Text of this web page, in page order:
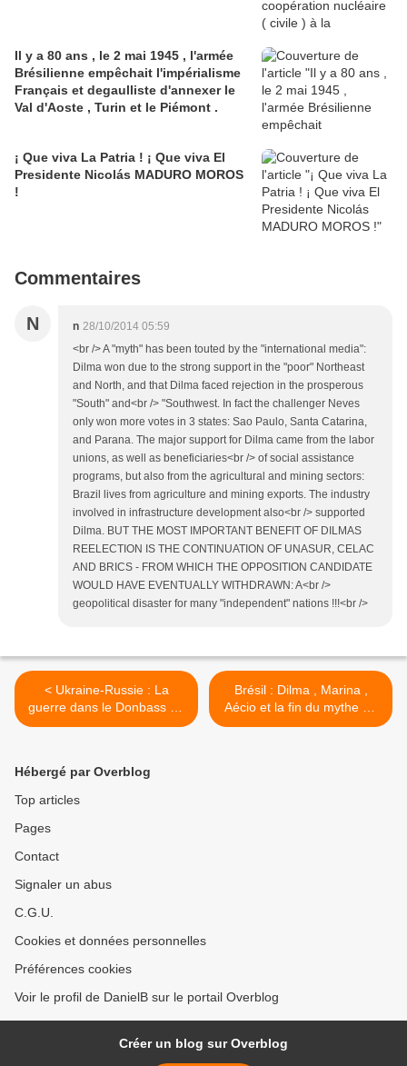
Il y a 80 ans , le 2 mai 1945 , l'armée
Brésilienne empêchait l'impérialisme
Français et degaulliste d'annexer le
Val d'Aoste , Turin et le Piémont .
¡ Que viva La Patria ! ¡ Que viva El
Presidente Nicolás MADURO MOROS
!
Commentaires
N n 28/10/2014 05:59
<br /> A "myth" has been touted by the "international media":
Dilma won due to the strong support in the "poor" Northeast
and North, and that Dilma faced rejection in the prosperous
"South" and<br /> "Southwest. In fact the challenger Neves
only won more votes in 3 states: Sao Paulo, Santa Catarina,
and Parana. The major support for Dilma came from the labor
unions, as well as beneficiaries<br /> of social assistance
programs, but also from the agricultural and mining sectors:
Brazil lives from agriculture and mining exports. The industry
involved in infrastructure development also<br /> supported
Dilma. BUT THE MOST IMPORTANT BENEFIT OF DILMAS
REELECTION IS THE CONTINUATION OF UNASUR, CELAC
AND BRICS - FROM WHICH THE OPPOSITION CANDIDATE
WOULD HAVE EVENTUALLY WITHDRAWN: A<br />
geopolitical disaster for many "independent" nations !!!<br />
< Ukraine-Russie : La
guerre dans le Donbass au
1:35éme .
Brésil : Dilma , Marina ,
Aécio et la fin du mythe du
vote évangéliste . >
Hébergé par Overblog
Top articles
Pages
Contact
Signaler un abus
C.G.U.
Cookies et données personnelles
Préférences cookies
Voir le profil de DanielB sur le portail Overblog
Créer un blog sur Overblog